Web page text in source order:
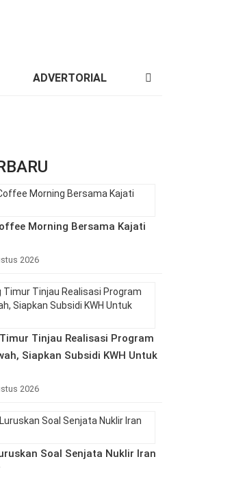
ADVERTORIAL
Morning Bersama Kajati
2026
Tinjau Realisasi Program
Siapkan Subsidi KWH Untuk
2026
Soal Senjata Nuklir Iran